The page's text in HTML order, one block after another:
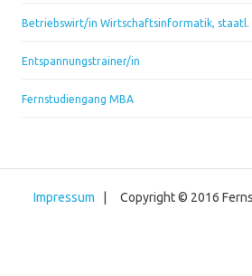
Betriebswirt/in Wirtschaftsinformatik, staatl.
Entspannungstrainer/in
Fernstudiengang MBA
Impressum | Copyright © 2016